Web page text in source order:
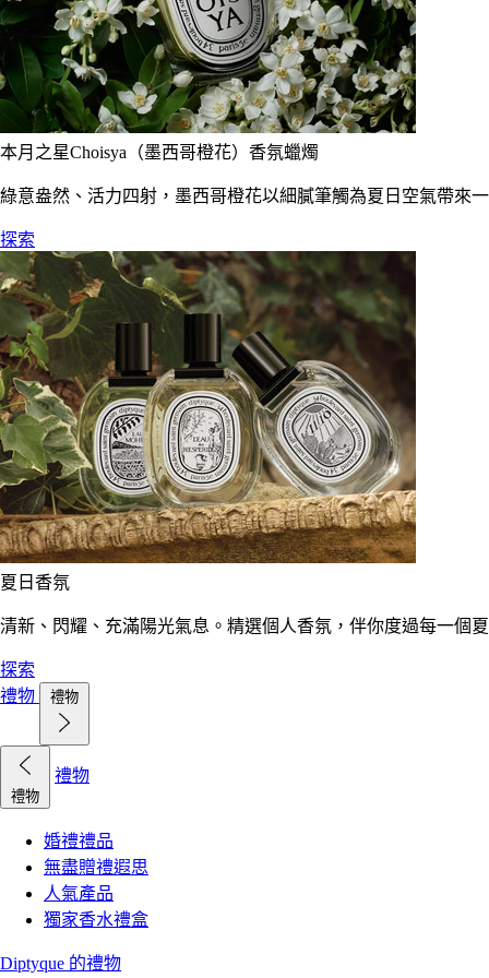
本月之星Choisya（墨西哥橙花）香氛蠟燭
綠意盎然、活力四射，墨西哥橙花以細膩筆觸為夏日空氣帶來
探索
夏日香氛
清新、閃耀、充滿陽光氣息。精選個人香氛，伴你度過每一個
探索
禮物
禮物
禮物
禮物
婚禮禮品
無盡贈禮遐思
人氣產品
獨家香水禮盒
Diptyque 的禮物